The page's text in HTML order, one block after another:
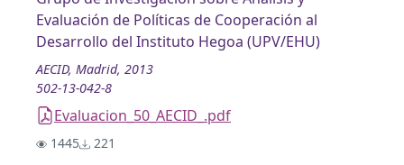
Evaluación de Políticas de Cooperación al
Desarrollo del Instituto Hegoa (UPV/EHU)
AECID, Madrid, 2013
502-13-042-8
Evaluacion_50_AECID_.pdf
1445 221